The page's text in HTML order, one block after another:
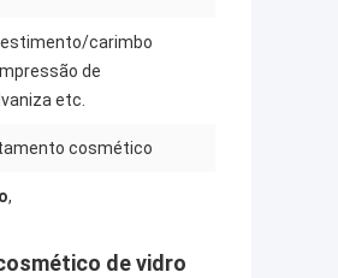
carimbo
de
etc.
cosmético
,
de vidro